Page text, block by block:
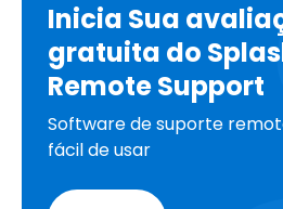
Inicia Sua
gratuita do
Remote Support
Software de suporte
fácil de usar